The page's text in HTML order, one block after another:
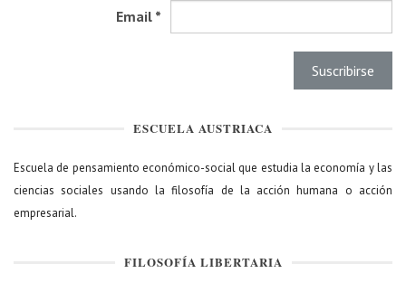
Email *
ESCUELA AUSTRIACA
Escuela de pensamiento económico-social que estudia la economía y las
ciencias sociales usando la filosofía de la acción humana o acción
empresarial.
FILOSOFÍA LIBERTARIA